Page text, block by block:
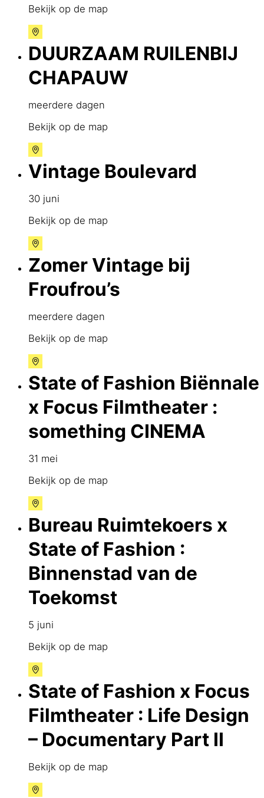
Bekijk op de map
DUURZAAM RUILENBIJ
CHAPAUW
meerdere dagen
Bekijk op de map
Vintage Boulevard
30 juni
Bekijk op de map
Zomer Vintage bij
Froufrou’s
meerdere dagen
Bekijk op de map
State of Fashion Biënnale
x Focus Filmtheater :
something CINEMA
31 mei
Bekijk op de map
Bureau Ruimtekoers x
State of Fashion :
Binnenstad van de
Toekomst
5 juni
Bekijk op de map
State of Fashion x Focus
Filmtheater : Life Design
– Documentary Part II
Bekijk op de map